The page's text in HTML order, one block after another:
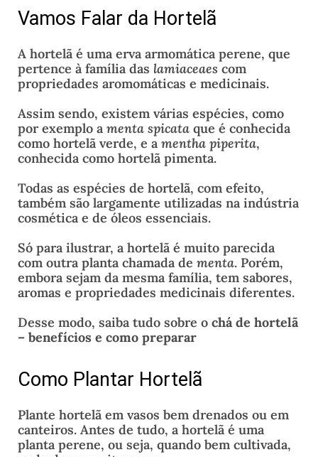
Vamos Falar da Hortelã
A hortelã é uma erva armomática perene, que
pertence à família das lamiaceaes com
propriedades aromomáticas e medicinais.
Assim sendo, existem várias espécies, como
por exemplo a menta spicata que é conhecida
como hortelã verde, e a mentha piperita,
conhecida como hortelã pimenta.
Todas as espécies de hortelã, com efeito,
também são largamente utilizadas na indústria
cosmética e de óleos essenciais.
Só para ilustrar, a hortelã é muito parecida
com outra planta chamada de menta. Porém,
embora sejam da mesma família, tem sabores,
aromas e propriedades medicinais diferentes.
Desse modo, saiba tudo sobre o chá de hortelã
– benefícios e como preparar
Como Plantar Hortelã
Plante hortelã em vasos bem drenados ou em
canteiros. Antes de tudo, a hortelã é uma
planta perene, ou seja, quando bem cultivada,